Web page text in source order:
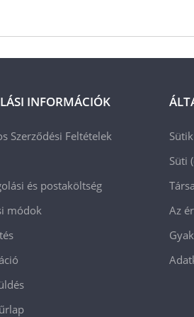
INFORMÁCIÓK
Szerződési Feltételek
és postaköltség
módok
Süti
Az